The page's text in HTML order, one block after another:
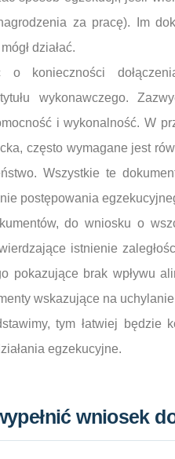
za pracę). Im
działać.
o konieczności
wykonawczego.
i wykonalność. W
często wymagane jest
Wszystkie te
postępowania
do wniosku o
istnienie
pokazujące brak wpływu
wskazujące na
tym łatwiej będzie
egzekucyjne.
wniosek